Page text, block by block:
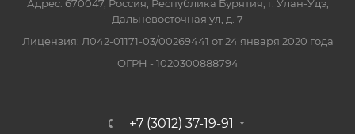
Адрес: 670047, Россия, Республика Бурятия, г. Улан-Удэ,
Дальневосточная ул, д. 7
Лицензия: Л042-01171-03/00269441 от 24 января 2020 года
ОГРН - 1020300888794
+7 (3012) 37-19-91